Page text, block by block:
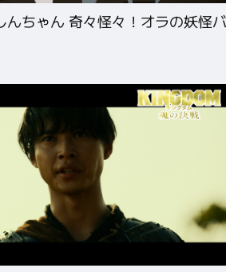
んちゃん 奇々怪々！オラの妖怪バ